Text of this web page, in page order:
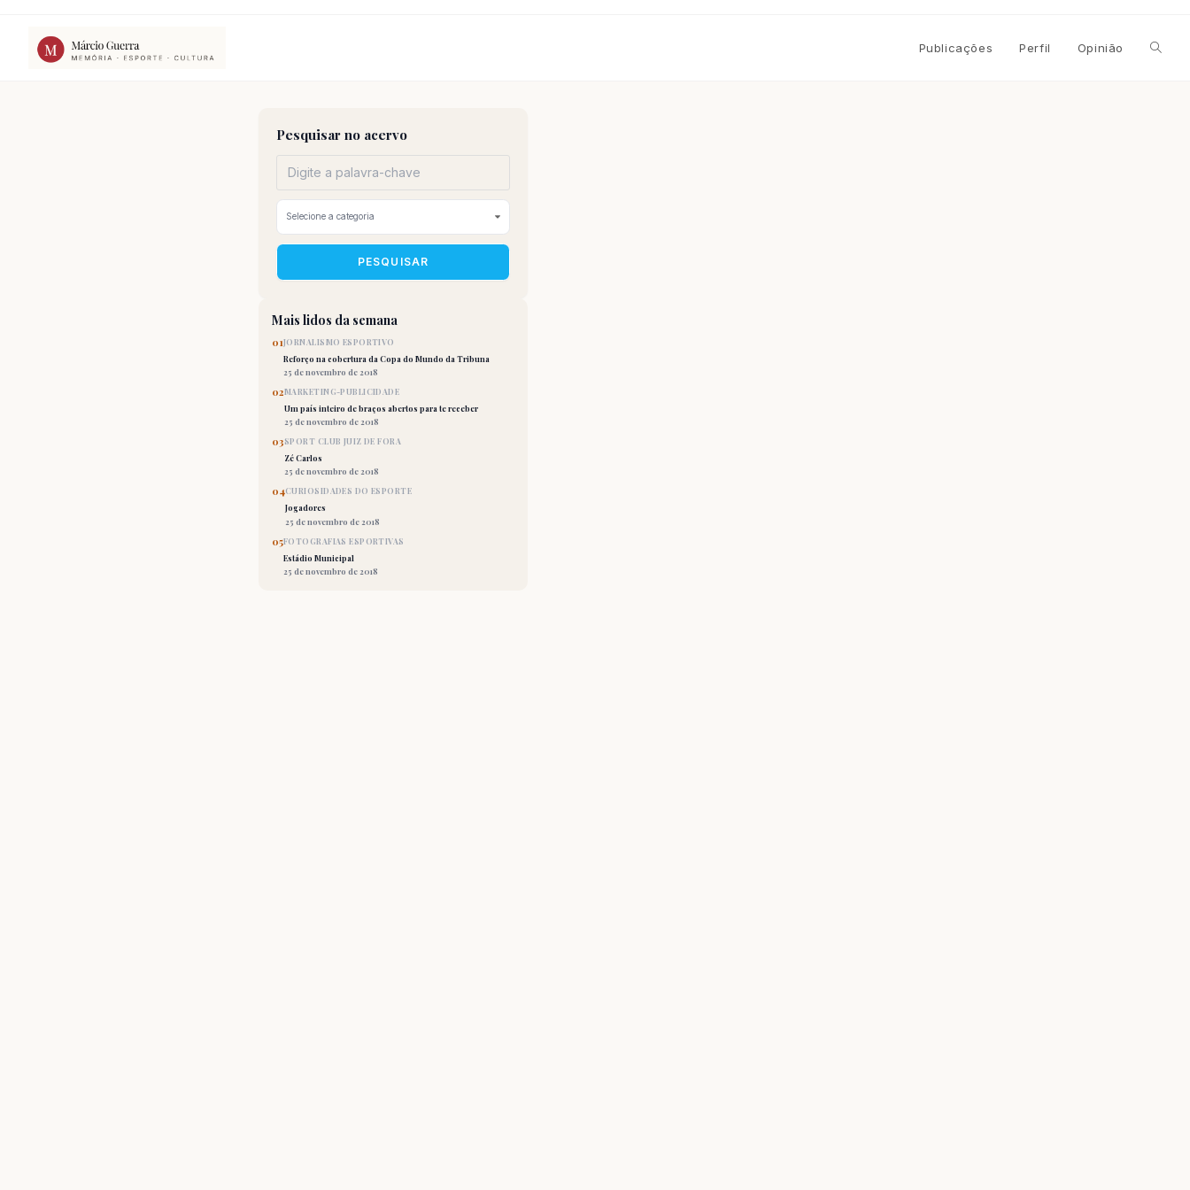
conteúdo
Publicações Perfil Opinião
Pesquisar no acervo
PESQUISAR
Mais lidos da semana
01JORNALISMO ESPORTIVO
Reforço na cobertura da Copa do Mundo da Tribuna
25 de novembro de 2018
02MARKETING-PUBLICIDADE
Um país inteiro de braços abertos para te receber
25 de novembro de 2018
03SPORT CLUB JUIZ DE FORA
Zé Carlos
25 de novembro de 2018
04CURIOSIDADES DO ESPORTE
Jogadores
25 de novembro de 2018
05FOTOGRAFIAS ESPORTIVAS
Estádio Municipal
25 de novembro de 2018